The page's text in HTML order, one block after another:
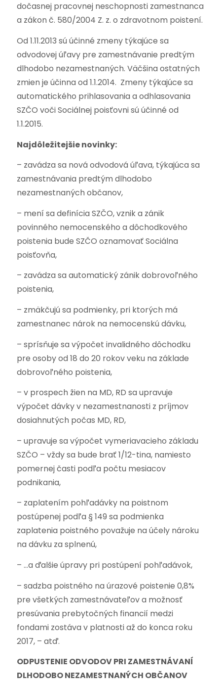
dočasnej pracovnej neschopnosti zamestnanca
a zákon č. 580/2004 Z. z. o zdravotnom poistení.
Od 1.11.2013 sú účinné zmeny týkajúce sa
odvodovej úľavy pre zamestnávanie predtým
dlhodobo nezamestnaných. Väčšina ostatných
zmien je účinna od 1.1.2014. Zmeny týkajúce sa
automatického prihlasovania a odhlasovania
SZČO voči Sociálnej poisťovni sú účinné od
1.1.2015.
Najdôležitejšie novinky:
– zavádza sa nová odvodová úľava, týkajúca sa
zamestnávania predtým dlhodobo
nezamestnaných občanov,
– mení sa definícia SZČO, vznik a zánik
povinného nemocenského a dôchodkového
poistenia bude SZČO oznamovať Sociálna
poisťovňa,
– zavádza sa automatický zánik dobrovoľného
poistenia,
– zmäkčujú sa podmienky, pri ktorých má
zamestnanec nárok na nemocenskú dávku,
– sprísňuje sa výpočet invalidného dôchodku
pre osoby od 18 do 20 rokov veku na základe
dobrovoľného poistenia,
– v prospech žien na MD, RD sa upravuje
výpočet dávky v nezamestnanosti z príjmov
dosiahnutých počas MD, RD,
– upravuje sa výpočet vymeriavacieho základu
SZČO – vždy sa bude brať 1/12-tina, namiesto
pomernej časti podľa počtu mesiacov
podnikania,
– zaplatením pohľadávky na poistnom
postúpenej podľa § 149 sa podmienka
zaplatenia poistného považuje na účely nároku
na dávku za splnenú,
– …a ďalšie úpravy pri postúpení pohľadávok,
– sadzba poistného na úrazové poistenie 0,8%
pre všetkých zamestnávateľov a možnosť
presúvania prebytočných financií medzi
fondami zostáva v platnosti až do konca roku
2017, – atď.
ODPUSTENIE ODVODOV PRI ZAMESTNÁVANÍ
DLHODOBO NEZAMESTNANÝCH OBČANOV